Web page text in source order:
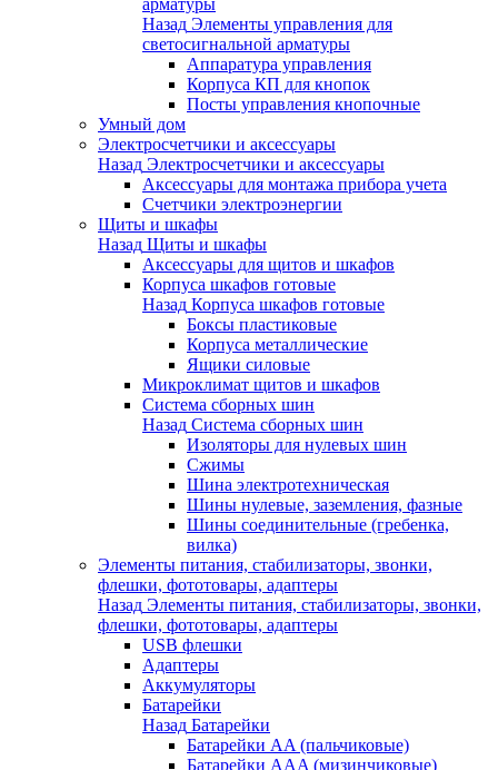
арматуры
Назад Элементы управления для
светосигнальной арматуры
Аппаратура управления
Корпуса КП для кнопок
Посты управления кнопочные
Умный дом
Электросчетчики и аксессуары
Назад Электросчетчики и аксессуары
Аксессуары для монтажа прибора учета
Счетчики электроэнергии
Щиты и шкафы
Назад Щиты и шкафы
Аксессуары для щитов и шкафов
Корпуса шкафов готовые
Назад Корпуса шкафов готовые
Боксы пластиковые
Корпуса металлические
Ящики силовые
Микроклимат щитов и шкафов
Система сборных шин
Назад Система сборных шин
Изоляторы для нулевых шин
Сжимы
Шина электротехническая
Шины нулевые, заземления, фазные
Шины соединительные (гребенка,
вилка)
Элементы питания, стабилизаторы, звонки,
флешки, фототовары, адаптеры
Назад Элементы питания, стабилизаторы, звонки,
флешки, фототовары, адаптеры
USB флешки
Адаптеры
Аккумуляторы
Батарейки
Назад Батарейки
Батарейки AA (пальчиковые)
Батарейки AAA (мизинчиковые)